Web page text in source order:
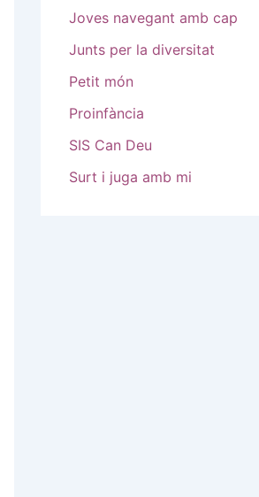
Joves navegant amb cap
Junts per la diversitat
Petit món
Proinfància
SIS Can Deu
Surt i juga amb mi